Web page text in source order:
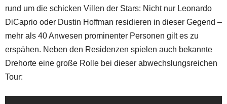
rund um die schicken Villen der Stars: Nicht nur Leonardo
DiCaprio oder Dustin Hoffman residieren in dieser Gegend –
mehr als 40 Anwesen prominenter Personen gilt es zu
erspähen. Neben den Residenzen spielen auch bekannte
Drehorte eine große Rolle bei dieser abwechslungsreichen
Tour: